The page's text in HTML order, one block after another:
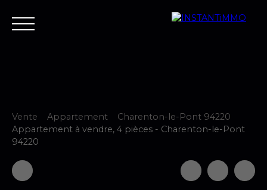
Accueil Estimer Vendre Acheter Neuf Louer
Vente Appartement
Charenton-le-Pont 94220
Appartement à vendre, 4 pièces - Charenton-le-Pont
94220